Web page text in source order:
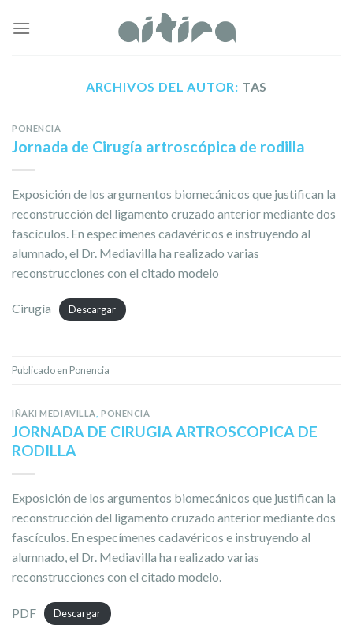
ARCHIVOS DEL AUTOR: TAS
PONENCIA
Jornada de Cirugía artroscópica de rodilla
Exposición de los argumentos biomecánicos que justifican la
reconstrucción del ligamento cruzado anterior mediante dos
fascículos. En especímenes cadavéricos e instruyendo al
alumnado, el Dr. Mediavilla ha realizado varias
reconstrucciones con el citado modelo
Cirugía Descargar
Publicado en Ponencia
IÑAKI MEDIAVILLA ,PONENCIA
JORNADA DE CIRUGIA ARTROSCOPICA DE
RODILLA
Exposición de los argumentos biomecánicos que justifican la
reconstrucción del ligamento cruzado anterior mediante dos
fascículos. En especímenes cadavéricos e instruyendo al
alumnado, el Dr. Mediavilla ha realizado varias
reconstrucciones con el citado modelo.
PDF Descargar